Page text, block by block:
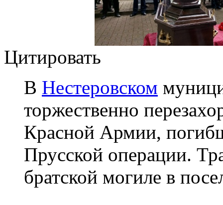
Цитировать
В Нестеровском
торжественно
Красной Армии,
Прусской операции.
братской могиле в